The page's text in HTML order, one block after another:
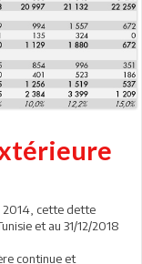
2014, cette dette
et au 31/12/2018
continue et